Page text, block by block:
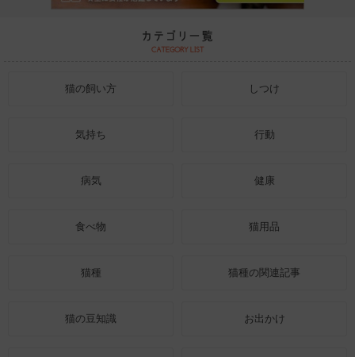
猫の飼い方 しつけ
気持ち 行動
病気 健康
食べ物 猫用品
猫種 猫種の関連記事
猫の豆知識 お出かけ